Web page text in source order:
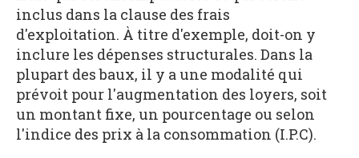
inclus dans la clause des frais
d'exploitation. À titre d'exemple, doit-on y
inclure les dépenses structurales. Dans la
plupart des baux, il y a une modalité qui
prévoit pour l'augmentation des loyers, soit
un montant fixe, un pourcentage ou selon
l'indice des prix à la consommation (I.P.C).